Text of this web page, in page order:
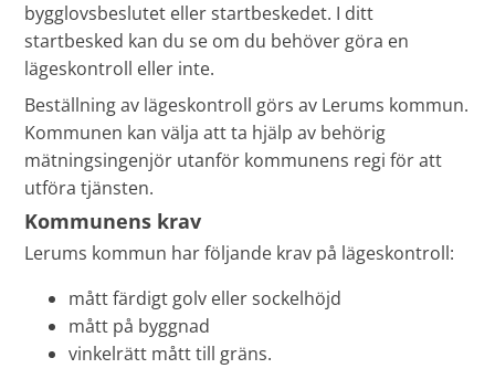
bygglovsbeslutet eller startbeskedet. I ditt
startbesked kan du se om du behöver göra en
lägeskontroll eller inte.
Beställning av lägeskontroll görs av Lerums kommun.
Kommunen kan välja att ta hjälp av behörig
mätningsingenjör utanför kommunens regi för att
utföra tjänsten.
Kommunens krav
Lerums kommun har följande krav på lägeskontroll:
mått färdigt golv eller sockelhöjd
mått på byggnad
vinkelrätt mått till gräns.